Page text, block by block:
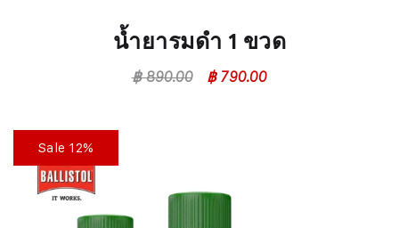
น้ำยารมดำ 1 ขวด
฿890.00 ฿790.00
Sale 12%